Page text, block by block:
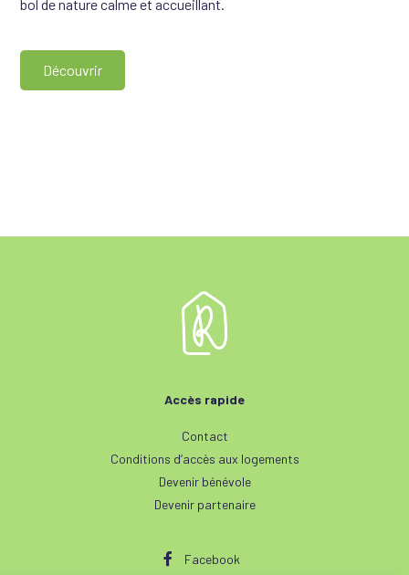
bol de nature calme et accueillant.
Découvrir
Accès rapide
Contact
Conditions d’accès aux logements
Devenir bénévole
Devenir partenaire
Facebook